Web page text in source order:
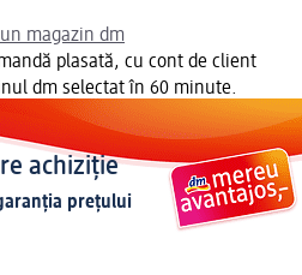
magazin dm
plasată, cu cont de client
dm selectat în 60 minute.
achiziție
prețului